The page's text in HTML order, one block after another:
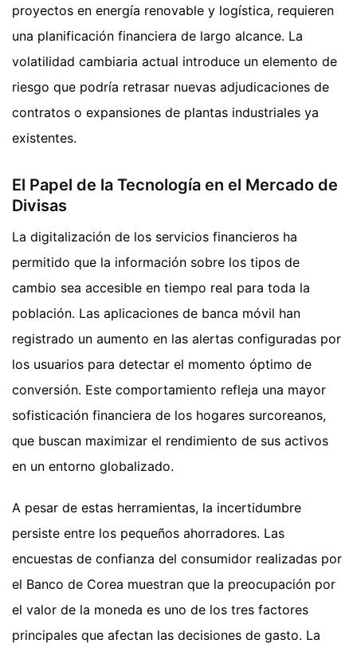
proyectos en energía renovable y logística, requieren
una planificación financiera de largo alcance. La
volatilidad cambiaria actual introduce un elemento de
riesgo que podría retrasar nuevas adjudicaciones de
contratos o expansiones de plantas industriales ya
existentes.
El Papel de la Tecnología en el Mercado de
Divisas
La digitalización de los servicios financieros ha
permitido que la información sobre los tipos de
cambio sea accesible en tiempo real para toda la
población. Las aplicaciones de banca móvil han
registrado un aumento en las alertas configuradas por
los usuarios para detectar el momento óptimo de
conversión. Este comportamiento refleja una mayor
sofisticación financiera de los hogares surcoreanos,
que buscan maximizar el rendimiento de sus activos
en un entorno globalizado.
A pesar de estas herramientas, la incertidumbre
persiste entre los pequeños ahorradores. Las
encuestas de confianza del consumidor realizadas por
el Banco de Corea muestran que la preocupación por
el valor de la moneda es uno de los tres factores
principales que afectan las decisiones de gasto. La